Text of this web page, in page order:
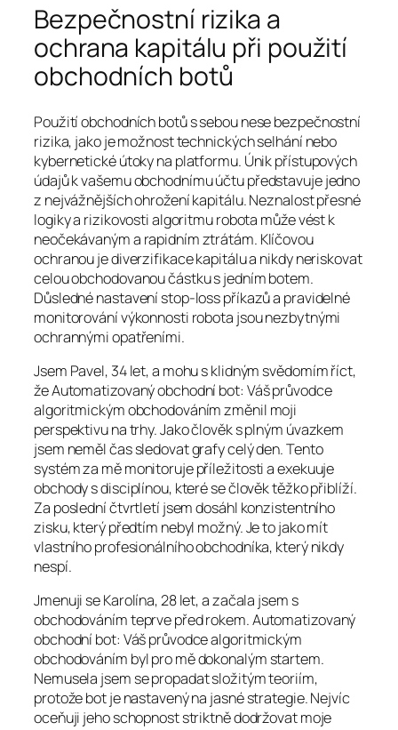
Bezpečnostní rizika a
ochrana kapitálu při použití
obchodních botů
Použití obchodních botů s sebou nese bezpečnostní
rizika, jako je možnost technických selhání nebo
kybernetické útoky na platformu. Únik přístupových
údajů k vašemu obchodnímu účtu představuje jedno
z nejvážnějších ohrožení kapitálu. Neznalost přesné
logiky a rizikovosti algoritmu robota může vést k
neočekávaným a rapidním ztrátám. Klíčovou
ochranou je diverzifikace kapitálu a nikdy neriskovat
celou obchodovanou částku s jedním botem.
Důsledné nastavení stop-loss příkazů a pravidelné
monitorování výkonnosti robota jsou nezbytnými
ochrannými opatřeními.
Jsem Pavel, 34 let, a mohu s klidným svědomím říct,
že Automatizovaný obchodní bot: Váš průvodce
algoritmickým obchodováním změnil moji
perspektivu na trhy. Jako člověk s plným úvazkem
jsem neměl čas sledovat grafy celý den. Tento
systém za mě monitoruje příležitosti a exekuuje
obchody s disciplínou, které se člověk těžko přiblíží.
Za poslední čtvrtletí jsem dosáhl konzistentního
zisku, který předtím nebyl možný. Je to jako mít
vlastního profesionálního obchodníka, který nikdy
nespí.
Jmenuji se Karolína, 28 let, a začala jsem s
obchodováním teprve před rokem. Automatizovaný
obchodní bot: Váš průvodce algoritmickým
obchodováním byl pro mě dokonalým startem.
Nemusela jsem se propadat složitým teoriím,
protože bot je nastavený na jasné strategie. Nejvíc
oceňuji jeho schopnost striktně dodržovat moje